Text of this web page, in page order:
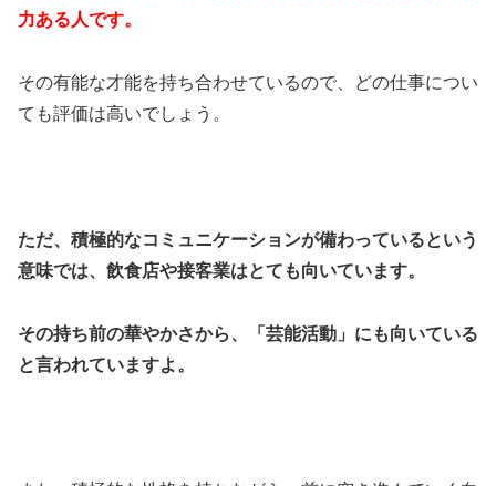
力ある人です。
その有能な才能を持ち合わせているので、どの仕事につい
ても評価は高いでしょう。
ただ、積極的なコミュニケーションが備わっているという
意味では、飲食店や接客業はとても向いています。
その持ち前の華やかさから、「芸能活動」にも向いている
と言われていますよ。